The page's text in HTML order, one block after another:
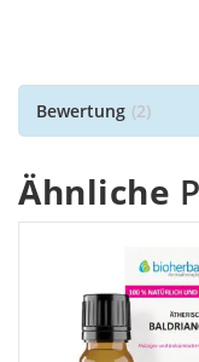
Bewertung 2
Ähnliche